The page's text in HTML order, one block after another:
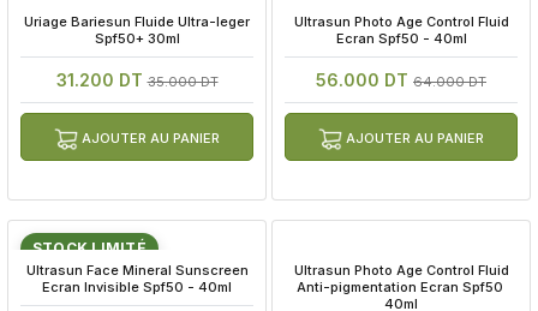
Uriage Bariesun Fluide Ultra-leger
Spf50+ 30ml
31.200 DT35.000 DT
AJOUTER AU PANIER
Ultrasun Photo Age Control Fluid
Ecran Spf50 - 40ml
56.000 DT 64.000 DT
AJOUTER AU PANIER
STOCK LIMITÉ
Ultrasun Face Mineral Sunscreen
Ecran Invisible Spf50 - 40ml
Ultrasun Photo Age Control Fluid
Anti-pigmentation Ecran Spf50
40ml